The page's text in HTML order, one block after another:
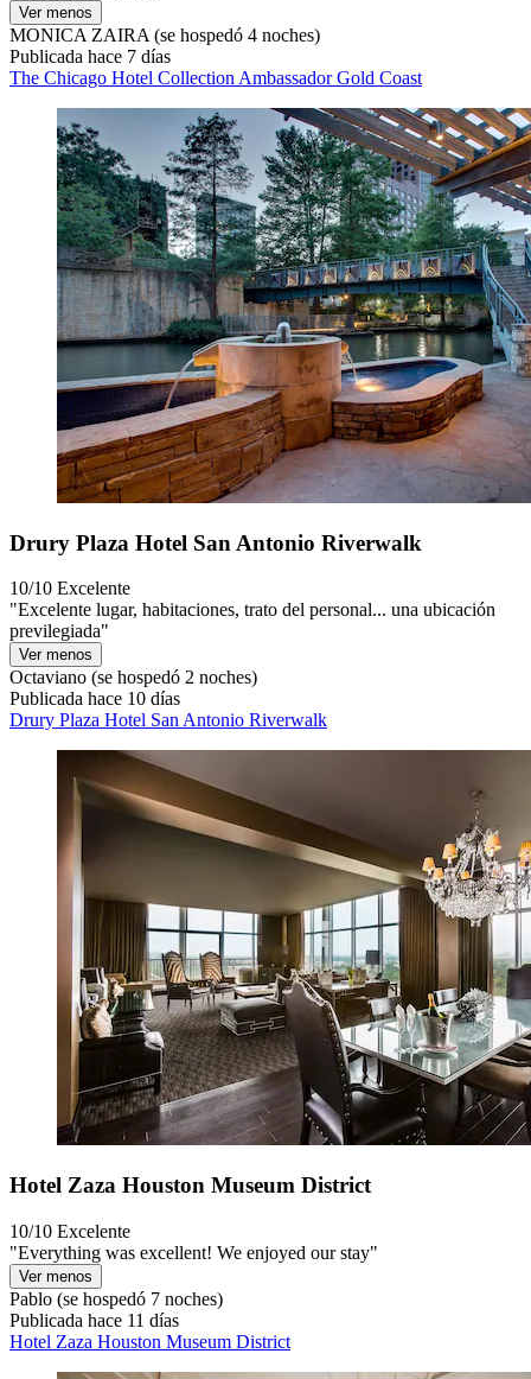
Ver menos
MONICA ZAIRA (se hospedó 4 noches)
Publicada hace 7 días
The Chicago Hotel Collection Ambassador Gold Coast
Drury Plaza Hotel San Antonio Riverwalk
10/10 Excelente
"Excelente lugar, habitaciones, trato del personal... una ubicación
previlegiada"
Ver menos
Octaviano (se hospedó 2 noches)
Publicada hace 10 días
Drury Plaza Hotel San Antonio Riverwalk
Hotel Zaza Houston Museum District
10/10 Excelente
"Everything was excellent! We enjoyed our stay"
Ver menos
Pablo (se hospedó 7 noches)
Publicada hace 11 días
Hotel Zaza Houston Museum District